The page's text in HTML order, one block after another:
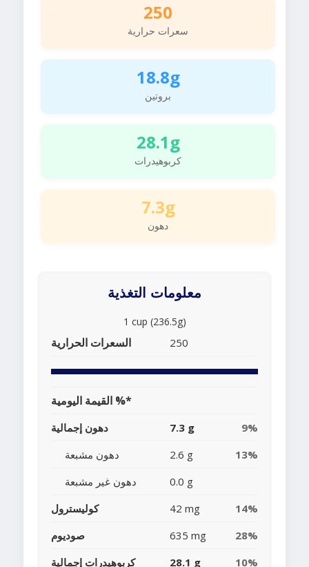
250
سعرات حرارية
18.8g
بروتين
28.1g
كربوهيدرات
7.3g
دهون
معلومات التغذية
1 cup (236.5g)
السعرات الحرارية 250
القيمة اليومية %*
دهون إجمالية 7.3 g
9%
دهون مشبعة
2.6 g
13%
دهون غير مشبعة
0.0 g
كوليسترول
42 mg
14%
صوديوم
635 mg
28%
كربوهيدرات إجمالية
28.1 g 10%